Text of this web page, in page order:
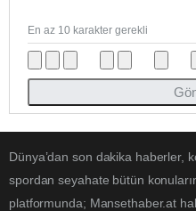
En az 10 karakter gerekli
Dünya’dan son dakika haberler,
spordan seyahate bütün
platformunda; Mansethaber.at